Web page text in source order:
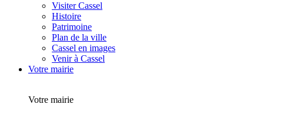
Visiter Cassel
Histoire
Patrimoine
Plan de la ville
Cassel en images
Venir à Cassel
Votre mairie
Votre mairie